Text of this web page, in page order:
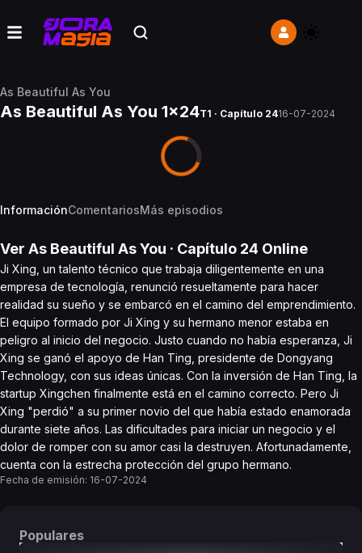
As Beautiful As You
As Beautiful As You 1x24T1 · Capítulo 2416-07-2024
InformaciónComentariosMás episodios
Ver As Beautiful As You · Capítulo 24 Online
Ji Xing, un talento técnico que trabaja diligentemente en una
empresa de tecnología, renunció resueltamente para hacer
realidad su sueño y se embarcó en el camino del emprendimiento.
El equipo formado por Ji Xing y su hermano menor estaba en
peligro al inicio del negocio. Justo cuando no había esperanza, Ji
Xing se ganó el apoyo de Han Ting, presidente de Dongyang
Technology, con sus ideas únicas. Con la inversión de Han Ting, la
startup Xingchen finalmente está en el camino correcto. Pero Ji
Xing "perdió" a su primer novio del que había estado enamorada
durante siete años. Las dificultades para iniciar un negocio y el
dolor de romper con su amor casi la destruyen. Afortunadamente,
cuenta con la estrecha protección del grupo hermano.
Fecha de emisión: 16-07-2024
Populares